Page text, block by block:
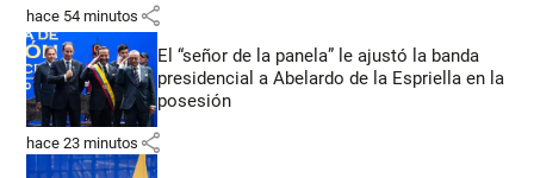
hace 54 minutos share
El “señor de la panela” le ajustó la banda
presidencial a Abelardo de la Espriella en la
posesión
hace 23 minutos share